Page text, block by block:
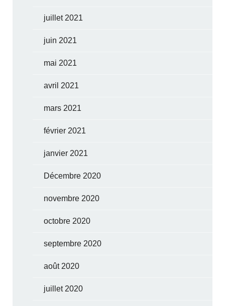
juillet 2021
juin 2021
mai 2021
avril 2021
mars 2021
février 2021
janvier 2021
Décembre 2020
novembre 2020
octobre 2020
septembre 2020
août 2020
juillet 2020